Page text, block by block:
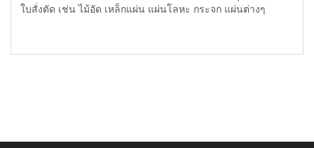
ใบสั่งตัด เช่น ไม้อัด เหล็กแผ่น แผ่นโลหะ กระจก แผ่นต่างๆ